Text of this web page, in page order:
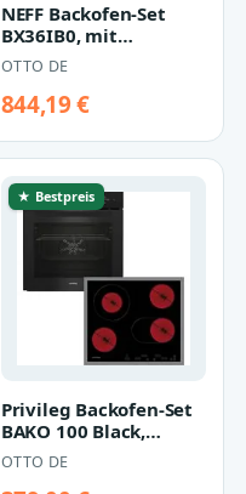
NEFF Backofen-Set
BX36IB0, mit
Teleskopauszug
nachrüstbar,
CircoTherm®…
OTTO DE
844,19 €
★ Bestpreis
Privileg Backofen-Set
BAKO 100 Black,
Hydrolyse, Hydrolyse -
schnelle…
OTTO DE